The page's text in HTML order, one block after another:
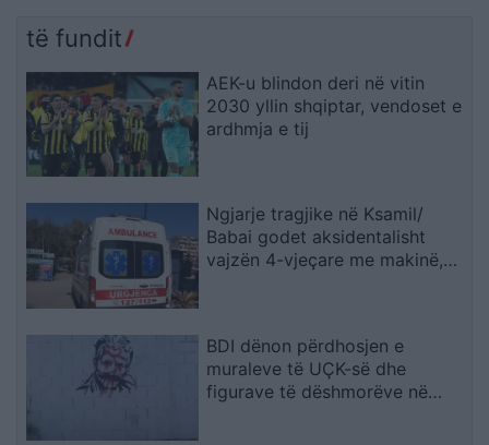
të fundit
AEK-u blindon deri në vitin
2030 yllin shqiptar, vendoset e
ardhmja e tij
Ngjarje tragjike në Ksamil/
Babai godet aksidentalisht
vajzën 4-vjeçare me makinë,
BDI dënon përdhosjen e
muraleve të UÇK-së dhe
figurave të dëshmorëve në